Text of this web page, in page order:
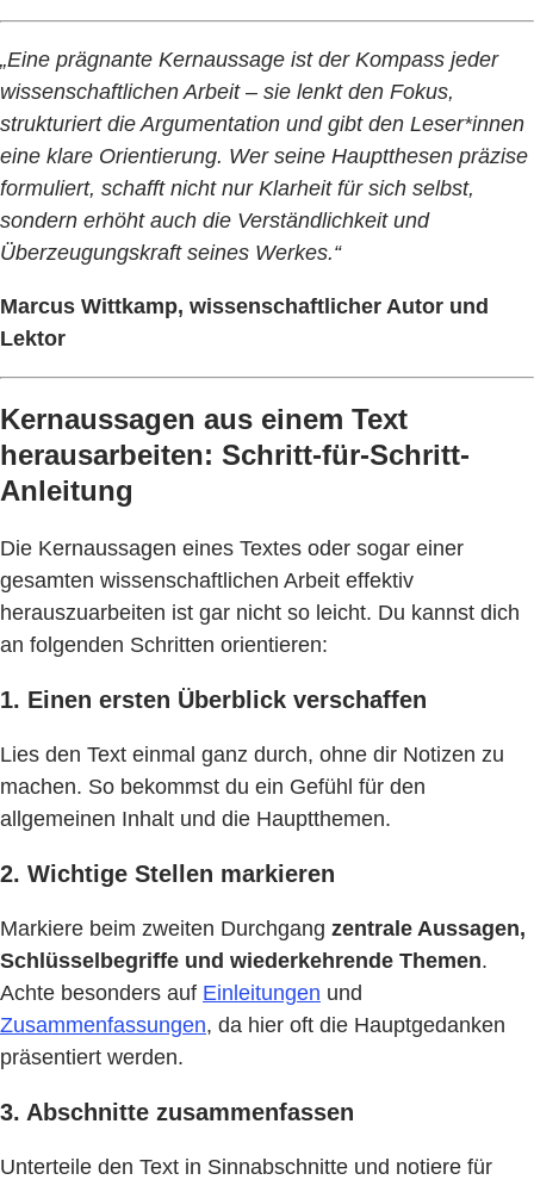
„Eine prägnante Kernaussage ist der Kompass jeder
wissenschaftlichen Arbeit – sie lenkt den Fokus,
strukturiert die Argumentation und gibt den Leser*innen
eine klare Orientierung. Wer seine Hauptthesen präzise
formuliert, schafft nicht nur Klarheit für sich selbst,
sondern erhöht auch die Verständlichkeit und
Überzeugungskraft seines Werkes.“
Marcus Wittkamp, wissenschaftlicher Autor und
Lektor
Kernaussagen aus einem Text
herausarbeiten: Schritt-für-Schritt-
Anleitung
Die Kernaussagen eines Textes oder sogar einer
gesamten wissenschaftlichen Arbeit effektiv
herauszuarbeiten ist gar nicht so leicht. Du kannst dich
an folgenden Schritten orientieren:
1. Einen ersten Überblick verschaffen
Lies den Text einmal ganz durch, ohne dir Notizen zu
machen. So bekommst du ein Gefühl für den
allgemeinen Inhalt und die Hauptthemen.
2. Wichtige Stellen markieren
Markiere beim zweiten Durchgang zentrale Aussagen,
Schlüsselbegriffe und wiederkehrende Themen.
Achte besonders auf Einleitungen und
Zusammenfassungen, da hier oft die Hauptgedanken
präsentiert werden.
3. Abschnitte zusammenfassen
Unterteile den Text in Sinnabschnitte und notiere für